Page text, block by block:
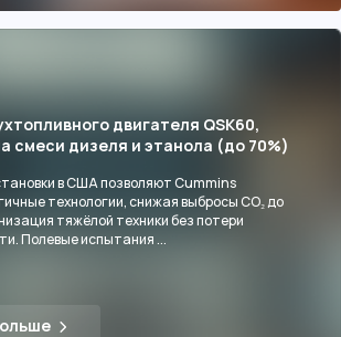
двигателя QSK60,
смеси дизеля и этанола (до 70%)
в США позволяют Cummins
технологии, снижая выбросы CO₂ до
тяжёлой техники без потери
Полевые испытания ...